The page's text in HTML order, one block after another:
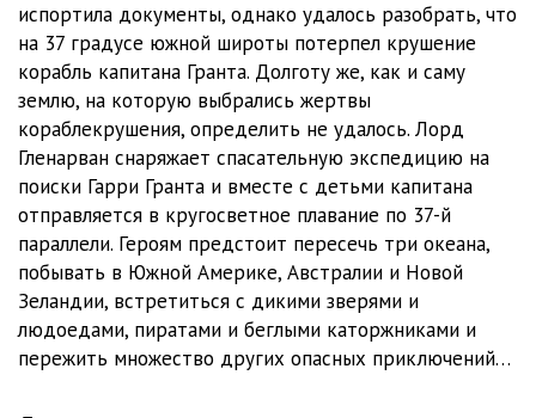
01-15 25:19
01-16
01-17
01-18 33:10
01-19
01-20
01-21 25:40
01-22 31:06
испортила документы, однако удалось разобрать, что
на 37 градусе южной широты потерпел крушение
корабль капитана Гранта. Долготу же, как и саму
землю, на которую выбрались жертвы
кораблекрушения, определить не удалось. Лорд
Гленарван снаряжает спасательную экспедицию на
поиски Гарри Гранта и вместе с детьми капитана
отправляется в кругосветное плавание по 37-й
параллели. Героям предстоит пересечь три океана,
побывать в Южной Америке, Австралии и Новой
Зеландии, встретиться с дикими зверями и
людоедами, пиратами и беглыми каторжниками и
пережить множество других опасных приключений…